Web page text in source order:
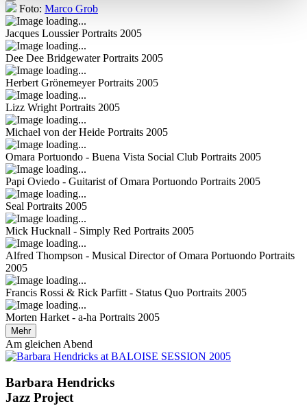
Foto: Marco Grob
Jacques Loussier Portraits 2005
Dee Dee Bridgewater Portraits 2005
Herbert Grönemeyer Portraits 2005
Lizz Wright Portraits 2005
Michael von der Heide Portraits 2005
Omara Portuondo - Buena Vista Social Club Portraits 2005
Papi Oviedo - Guitarist of Omara Portuondo Portraits 2005
Seal Portraits 2005
Mick Hucknall - Simply Red Portraits 2005
Alfred Thompson - Musical Director of Omara Portuondo Portraits
2005
Francis Rossi & Rick Parfitt - Status Quo Portraits 2005
Morten Harket - a-ha Portraits 2005
Mehr
Am gleichen Abend
Barbara Hendricks
Jazz Project